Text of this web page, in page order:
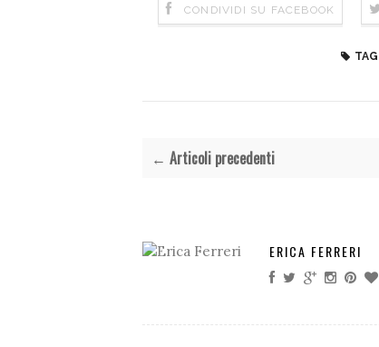
CONDIVIDI SU FACEBOOK
← Articoli precedenti
ERICA FERRERI